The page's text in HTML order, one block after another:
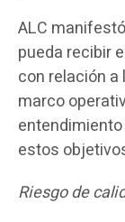
ALC
pueda recibir
con relación
marco
estos
Riesgo de